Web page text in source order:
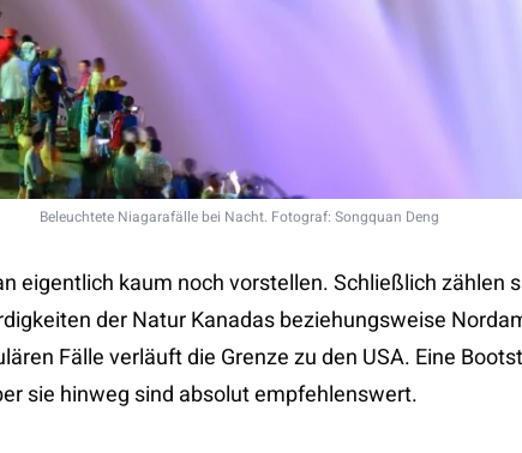
Beleuchtete Niagarafälle bei Nacht. Fotograf: Songquan Deng
eigentlich kaum noch vorstellen. Schließlich zählen
der Natur Kanadas beziehungsweise
Fälle verläuft die Grenze zu den USA. Eine
sie hinweg sind absolut empfehlenswert.